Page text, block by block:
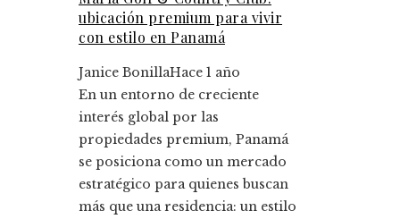
ubicación premium para vivir
con estilo en Panamá
Janice BonillaHace 1 año
En un entorno de creciente
interés global por las
propiedades premium, Panamá
se posiciona como un mercado
estratégico para quienes buscan
más que una residencia: un estilo